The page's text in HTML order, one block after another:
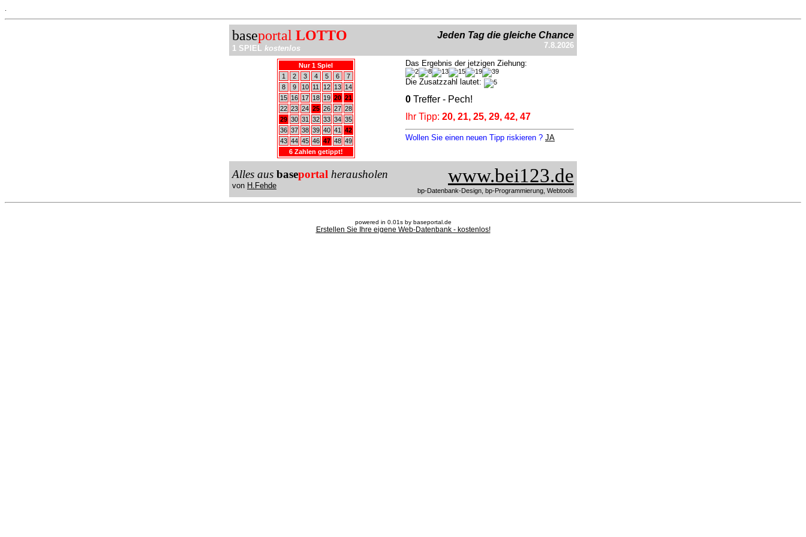
baseportal LOTTO
1 SPIEL kostenlos
Jeden Tag die gleiche Chance
7.8.2026
Nur 1 Spiel
1
2 3 4 5 6
7
8
9 10 11 12 13
14
15
16 17 18 19 20 21
22 23 24 25 26 27 28
29 30 31 32 33 34 35
36 37 38 39 40 41
42
43 44 45 46 47 48 49
6 Zahlen getippt!
Das Ergebnis der jetzigen Ziehung:
Die Zusatzzahl lautet:
0 Treffer - Pech!
Ihr Tipp: 20, 21, 25, 29, 42, 47
Wollen Sie einen neuen Tipp riskieren ? JA
Alles aus baseportal herausholen
von H.Fehde www.bei123.de
bp-Datenbank-Design, bp-Programmierung, Webtools
powered in 0.01s by baseportal.de
Erstellen Sie Ihre eigene Web-Datenbank - kostenlos!